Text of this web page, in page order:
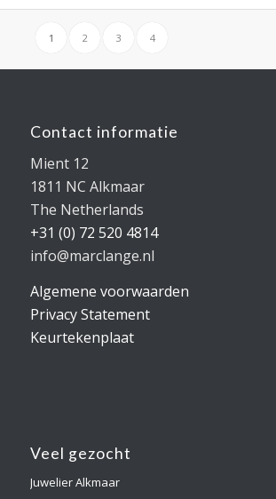
1 2 3 4
Contact informatie
Mient 12
1811 NC Alkmaar
The Netherlands
+31 (0) 72 520 4814
info@marclange.nl
Algemene voorwaarden
Privacy Statement
Keurtekenplaat
Veel gezocht
Juwelier Alkmaar